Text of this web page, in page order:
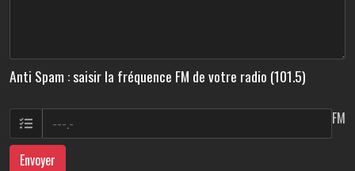
Anti Spam : saisir la fréquence FM de votre radio (101.5)
FM
Envoyer